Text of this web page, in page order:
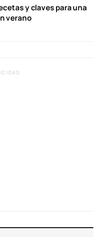
y claves para una
verano